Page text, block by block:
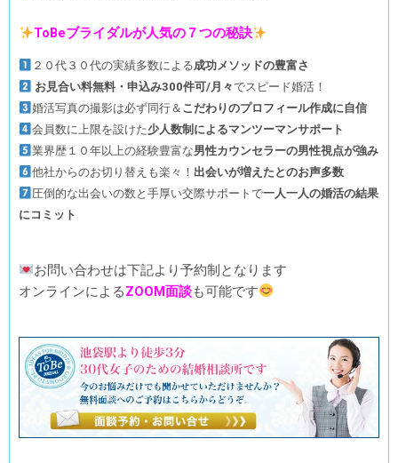
ToBeブライダルが人気の７つの秘訣
２０代３０代の実績多数による成功メソッドの豊富さ
お見合い料無料・申込み300件可/月々でスピード婚活！
婚活写真の撮影は必ず同行＆ こだわりのプロフィール作成に自信
会員数に上限を設けた少人数制によるマンツーマンサポート
業界歴１０年以上の経験豊富な男性カウンセラーの男性視点が強み
他社からのお切り替えも楽々！出会いが増えたとのお声多数
圧倒的な出会いの数と手厚い交際サポートで一人一人の婚活の結果
にコミット
お問い合わせは下記より予約制となります
オンラインによるZOOM面談も可能です